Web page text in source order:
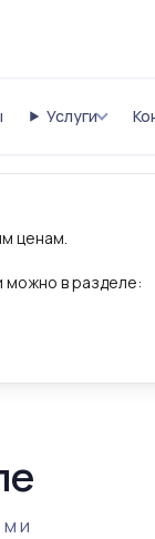
Услуги
ценам.
можно в разделе:
и